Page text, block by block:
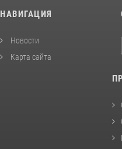
НАВИГАЦИЯ
Новости
Карта сайта